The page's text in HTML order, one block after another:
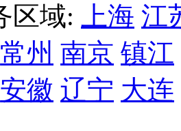
区域: 上海 江
常州 南京 镇江
安徽 辽宁 大连